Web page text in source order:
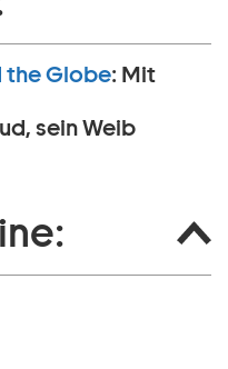
the Globe: Mit
sein Weib